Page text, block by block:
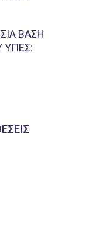
ΒΑΣΗ
ΥΠΕΣ: